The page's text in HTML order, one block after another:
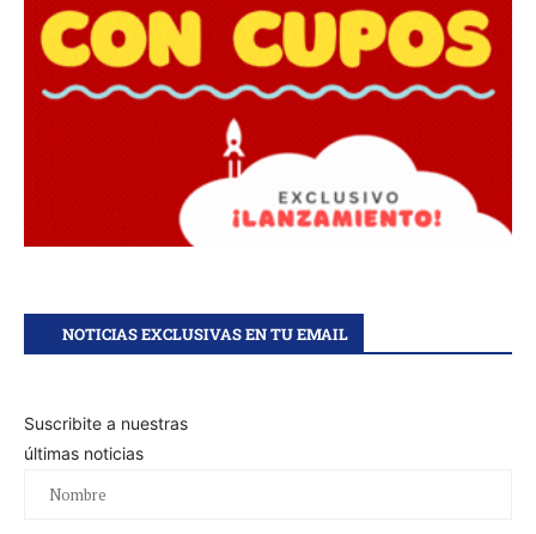
NOTICIAS EXCLUSIVAS EN TU EMAIL
Suscribite a nuestras
últimas noticias